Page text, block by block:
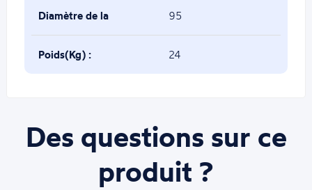
Diamètre de la
base(mm) :
95
Poids(Kg) : 24
Des questions sur ce
produit ?